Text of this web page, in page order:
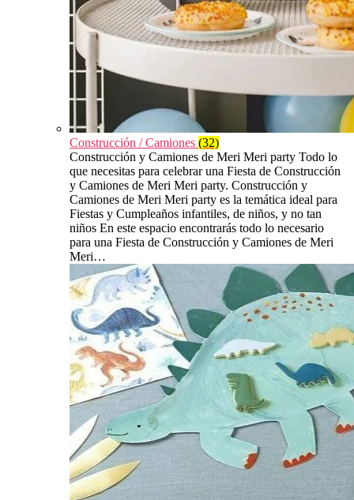
Construcción / Camiones (32)
Construcción y Camiones de Meri Meri party Todo lo
que necesitas para celebrar una Fiesta de Construcción
y Camiones de Meri Meri party. Construcción y
Camiones de Meri Meri party es la temática ideal para
Fiestas y Cumpleaños infantiles, de niños, y no tan
niños En este espacio encontrarás todo lo necesario
para una Fiesta de Construcción y Camiones de Meri
Meri…